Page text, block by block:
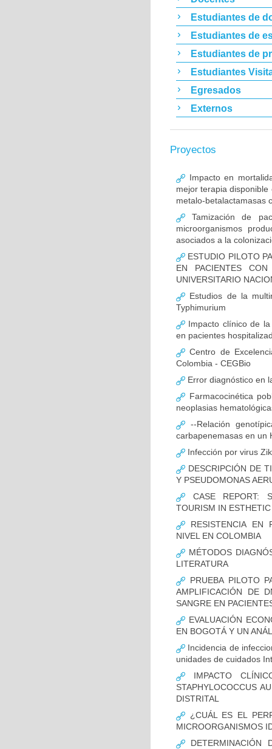
Estudiantes de
Estudiantes de
Estudiantes de
Estudiantes
Egresados
Externos
Proyectos
Impacto en
mejor terapia
metalo-betalactamasas
Tamización de
microorganismos
asociados a la
ESTUDIO PILOTO
EN PACIENTES
UNIVERSITARIO
Estudios de la
Typhimurium
Impacto clínico de
en pacientes
Centro de
Colombia - CEGBio
Error diagnóstico en
Farmacocinética
neoplasias
--Relación
carbapenemasas en un
Infección por virus
DESCRIPCIÓN DE
Y PSEUDOMONAS
CASE REPORT:
TOURISM IN
RESISTENCIA EN
NIVEL EN COLOMBIA
MÉTODOS
LITERATURA
PRUEBA PILOTO
AMPLIFICACIÓN DE
SANGRE EN
EVALUACIÓN
EN BOGOTÁ Y UN
Incidencia de
unidades de cuidados
IMPACTO
STAPHYLOCOCCUS
DISTRITAL
¿CUÁL ES EL
MICROORGANISMOS
DETERMINACIÓN